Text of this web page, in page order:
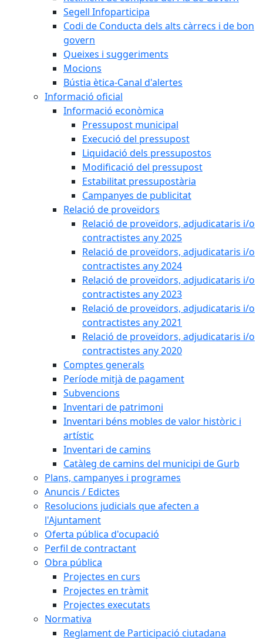
Segell Infoparticipa
Codi de Conducta dels alts càrrecs i de bon
govern
Queixes i suggeriments
Mocions
Bústia ètica-Canal d'alertes
Informació oficial
Informació econòmica
Pressupost municipal
Execució del pressupost
Liquidació dels pressupostos
Modificació del pressupost
Estabilitat pressupostària
Campanyes de publicitat
Relació de proveïdors
Relació de proveïdors, adjudicataris i/o
contractistes any 2025
Relació de proveïdors, adjudicataris i/o
contractistes any 2024
Relació de proveïdors, adjudicataris i/o
contractistes any 2023
Relació de proveïdors, adjudicataris i/o
contractistes any 2021
Relació de proveïdors, adjudicataris i/o
contractistes any 2020
Comptes generals
Període mitjà de pagament
Subvencions
Inventari de patrimoni
Inventari béns mobles de valor històric i
artístic
Inventari de camins
Catàleg de camins del municipi de Gurb
Plans, campanyes i programes
Anuncis / Edictes
Resolucions judicials que afecten a
l'Ajuntament
Oferta pública d'ocupació
Perfil de contractant
Obra pública
Projectes en curs
Projectes en tràmit
Projectes executats
Normativa
Reglament de Participació ciutadana